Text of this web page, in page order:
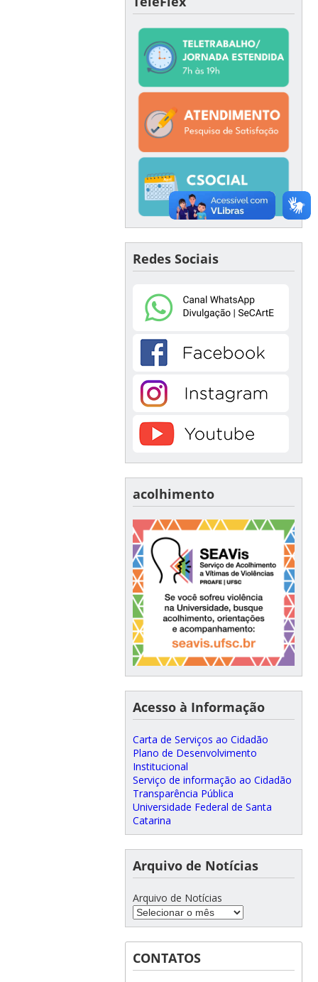
Redes Sociais
acolhimento
Acesso à Informação
Carta de Serviços ao Cidadão
Plano de Desenvolvimento
Institucional
Serviço de informação ao Cidadão
Transparência Pública
Universidade Federal de Santa
Catarina
Arquivo de Notícias
Arquivo de Notícias
CONTATOS